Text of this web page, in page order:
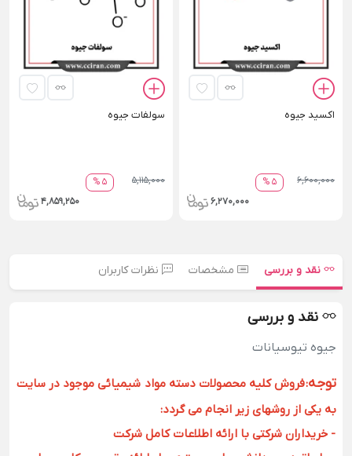
اکسید جیوه
5 %
6,600,000
6,270,000
سولفات جیوه
5 %
5,115,000
4,859,250
نقد و بررسی مشخصات نظرات کاربران
نقد و بررسی
جیوه تیوسیانات
توجه:فروش کلیه محصولات دسته مواد شیمیائی موجود در سایت
به یکی از روشهای زیر انجام می گردد:
- خریداران شرکتی با ارائه اطلاعات کامل شرکت